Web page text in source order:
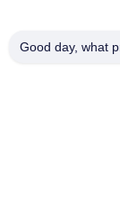
Nº 793
Good day, what